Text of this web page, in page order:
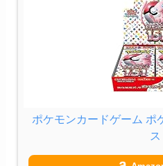
ポケモンカードゲーム ポ
ス